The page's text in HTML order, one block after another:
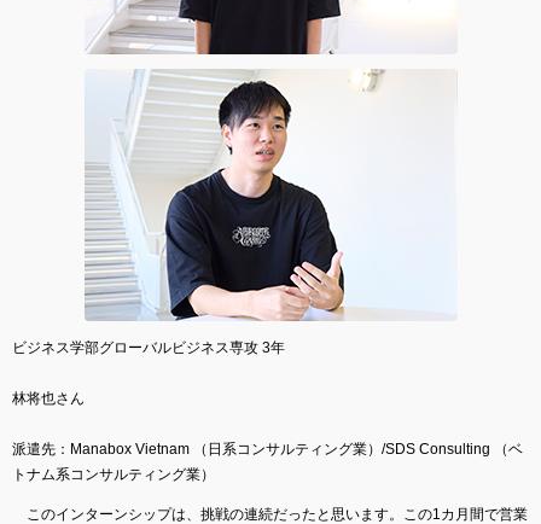
ビジネス学部グローバルビジネス専攻 3年
林将也さん
派遣先：Manabox Vietnam （日系コンサルティング業）/SDS Consulting （ベ
トナム系コンサルティング業）
このインターンシップは、挑戦の連続だったと思います。この1カ月間で営業